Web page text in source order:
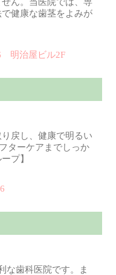
健康な歯茎をよみが
明治屋ビル2F
戻し、健康で明るい
ターケアまでしっか
プ】
な歯科医院です。ま